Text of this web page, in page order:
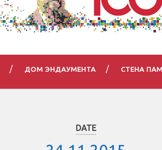
ДОМ ЭНДАУМЕНТА СТЕНА
DATE